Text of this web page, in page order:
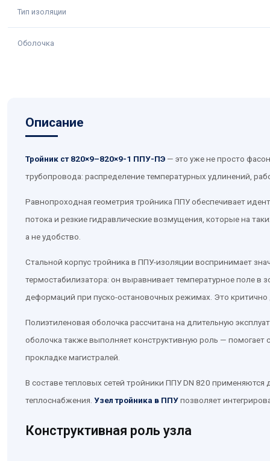
Тип изоляции
Оболочка
Описание
Тройник ст 820×9–820×9-1 ППУ-ПЭ — это уже не просто
трубопровода: распределение температурных удлинений,
Равнопроходная геометрия тройника ППУ обеспечивает
потока и резкие гидравлические возмущения, которые на
а не удобство.
Стальной корпус тройника в ППУ-изоляции воспринимает
термостабилизатора: он выравнивает температурное поле
деформаций при пуско-остановочных режимах. Это критично
Полиэтиленовая оболочка рассчитана на длительную
оболочка также выполняет конструктивную роль — помогает
прокладке магистралей.
В составе тепловых сетей тройники ППУ DN 820
теплоснабжения. Узел тройника в ППУпозволяет
Конструктивная роль узла